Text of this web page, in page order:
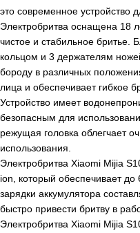
это современное устройство
Электробритва оснащена 18
чистое и стабильное бритье.
кольцом и 3 держателям
бороду в различных
лица и обеспечивает гибкое
Устройство имеет
безопасным для
режущая головка облегчает
использования.
Электробритва Xiaomi Mijia
ion, который обеспечивает
зарядки аккумулятора
быстро привести бритву в
Электробритва Xiaomi Mijia